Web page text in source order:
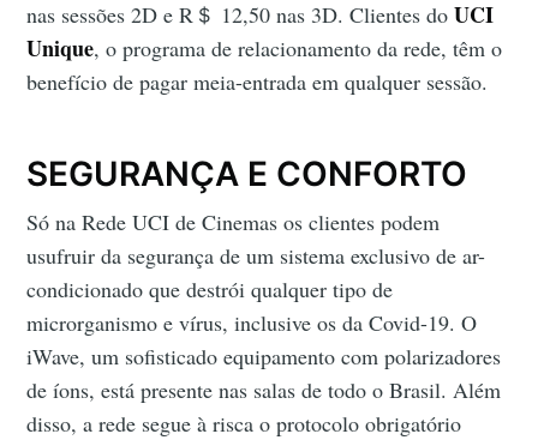
nas sessões 2D e R＄ 12,50 nas 3D. Clientes doUCI
Unique, o programa de relacionamento da rede, têm o
benefício de pagar meia-entrada em qualquer sessão.
SEGURANÇA E CONFORTO
Só na Rede UCI de Cinemas os clientes podem
usufruir da segurança de um sistema exclusivo de ar-
condicionado que destrói qualquer tipo de
microrganismo e vírus, inclusive os da Covid-19. O
iWave, um sofisticado equipamento com polarizadores
de íons, está presente nas salas de todo o Brasil. Além
disso, a rede segue à risca o protocolo obrigatório